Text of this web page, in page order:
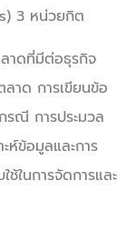
3 หน่วยกิต
าดที่มีต่อธุรกิจ
ลาด การเขียนข้อ
รณี การประมวล
ห์ข้อมูลและการ
ช้ในการจัดการและ